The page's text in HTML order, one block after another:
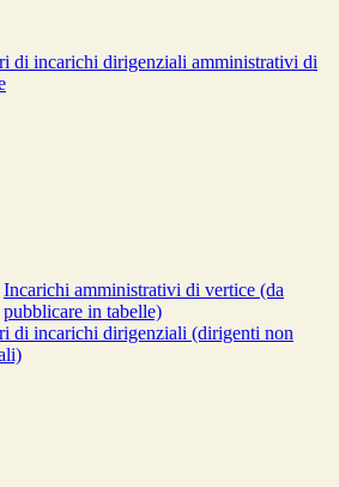
di incarichi dirigenziali amministrativi di
Incarichi amministrativi di vertice (da
pubblicare in tabelle)
di incarichi dirigenziali (dirigenti non